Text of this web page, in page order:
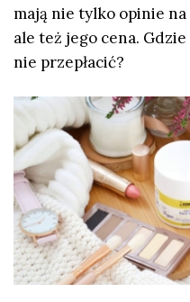
mają nie tylko opinie
ale też jego cena.
nie przepłacić?